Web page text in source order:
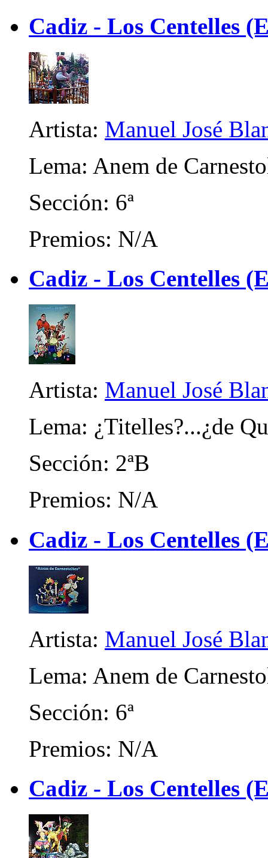
Cadiz - Los Centelles
Artista: Manuel José
Lema: Anem de
Sección: 6ª
Premios: N/A
Cadiz - Los Centelles
Artista: Manuel José
Lema: ¿Titelles?...¿de
Sección: 2ªB
Premios: N/A
Cadiz - Los Centelles
Artista: Manuel José
Lema: Anem de
Sección: 6ª
Premios: N/A
Cadiz - Los Centelles